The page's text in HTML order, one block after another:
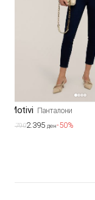
Motivi Панталони
4.7902.395 ден-50%